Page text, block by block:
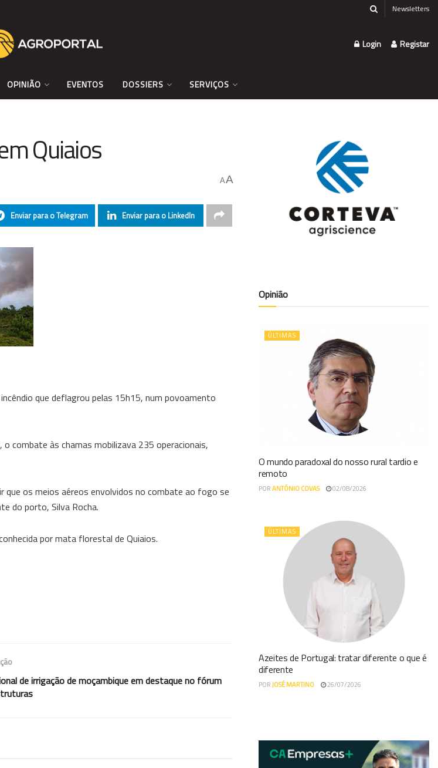
Newsletters
Login Registar
OPINIÃO EVENTOS DOSSIERS SERVIÇOS
Quiaios
AA
Enviar para o Telegram Enviar para o LinkedIn
que deflagrou pelas 15h15, num povoamento
combate às chamas mobilizava 235 operacionais,
os meios aéreos envolvidos no combate ao fogo se
do porto, Silva Rocha.
por mata florestal de Quiaios.
de irrigação de moçambique em destaque no fórum
Opinião
ÚLTIMAS
O mundo paradoxal do nosso rural tardio e
remoto
PORANTÓNIO COVAS 02/08/2026
ÚLTIMAS
Azeites de Portugal: tratar diferente o que é
diferente
PORJOSÉ MARTINO 26/07/2026